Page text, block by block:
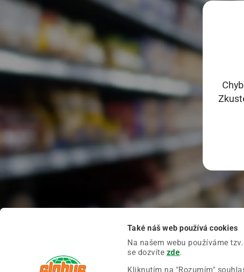
Také náš web používá cookies
Na našem webu používáme
se dozvíte zde.
Kliknutím na "Rozumím"